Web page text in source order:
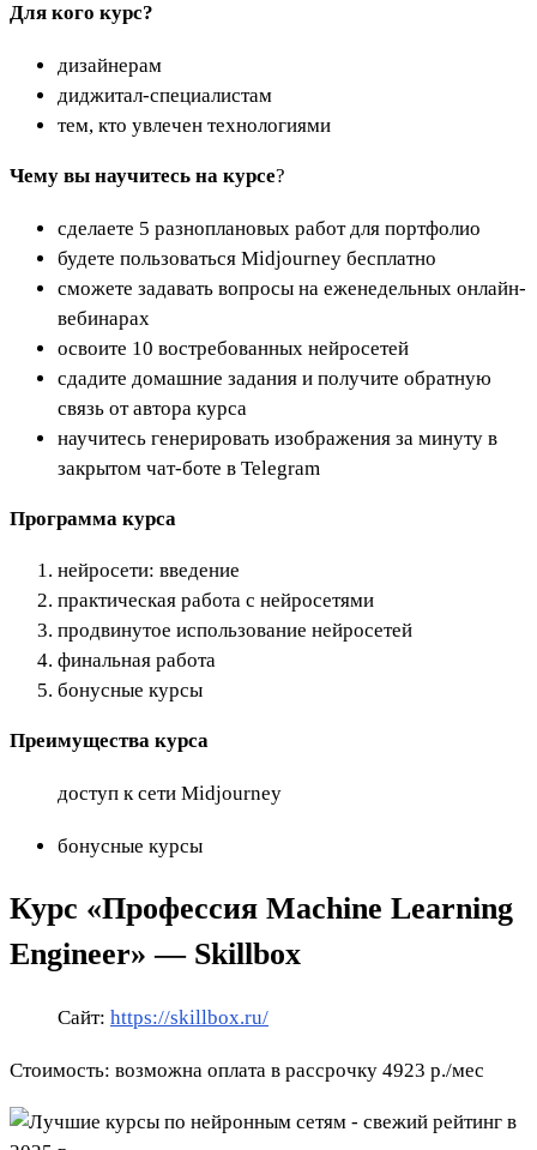
Для кого курс?
дизайнерам
диджитал-специалистам
тем, кто увлечен технологиями
Чему вы научитесь на курсе?
сделаете 5 разноплановых работ для портфолио
будете пользоваться Midjourney бесплатно
сможете задавать вопросы на еженедельных онлайн-
вебинарах
освоите 10 востребованных нейросетей
сдадите домашние задания и получите обратную
связь от автора курса
научитесь генерировать изображения за минуту в
закрытом чат-боте в Telegram
Программа курса
нейросети: введение
практическая работа с нейросетями
продвинутое использование нейросетей
финальная работа
бонусные курсы
Преимущества курса
доступ к сети Midjourney
бонусные курсы
Курс «Профессия Machine Learning
Engineer» — Skillbox
Сайт: https://skillbox.ru/
Стоимость: возможна оплата в рассрочку 4923 р./мес